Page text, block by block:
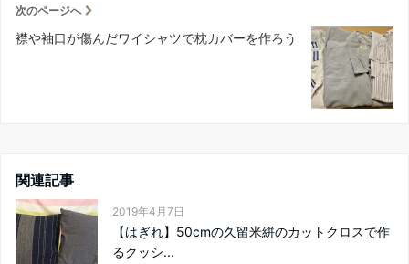
次のページへ
襟や袖口が傷んだワイシャツで枕カバーを作ろう
関連記事
2019年4月7日
【はぎれ】50cmの久留米絣のカットクロスで作
るクッシ...